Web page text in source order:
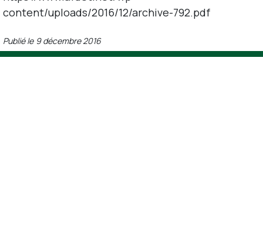
content/uploads/2016/12/archive-792.pdf
Publié le 9 décembre 2016